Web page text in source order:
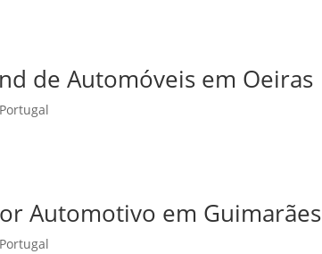
de Automóveis em Oeiras
Automotivo em Guimarães